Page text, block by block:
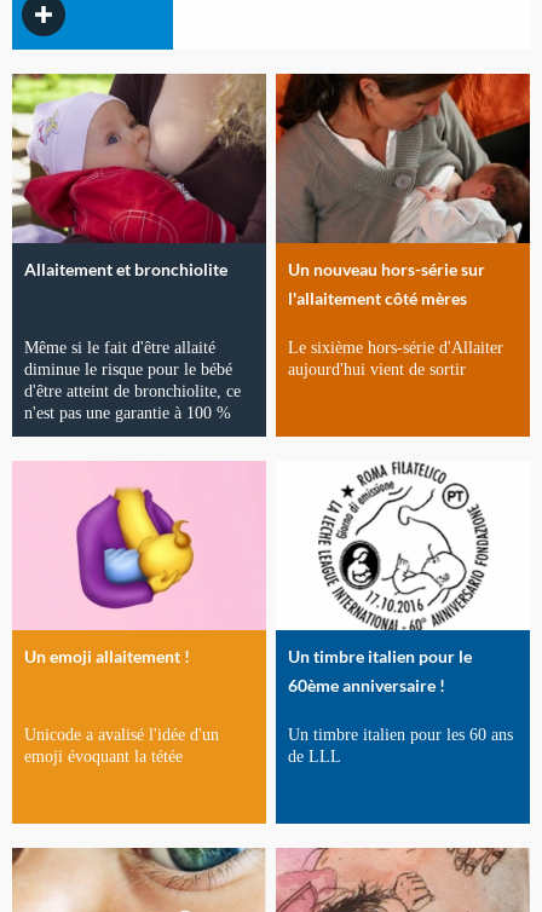
Allaitement et bronchiolite
Même si le fait d'être allaité
diminue le risque pour le bébé
d'être atteint de bronchiolite, ce
n'est pas une garantie à 100 %
Un nouveau hors-série sur
l'allaitement côté mères
Le sixième hors-série d'Allaiter
aujourd'hui vient de sortir
Un emoji allaitement !
Unicode a avalisé l'idée d'un
emoji évoquant la tétée
Un timbre italien pour le
60ème anniversaire !
Un timbre italien pour les 60 ans
de LLL